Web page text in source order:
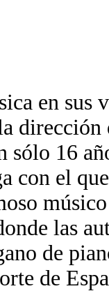
en sus
sólo 16
con el
las
de
de